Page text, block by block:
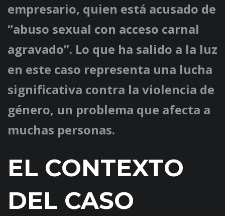
empresario, quien está acusado de
“abuso sexual con acceso carnal
agravado”. Lo que ha salido a la luz
en este caso representa una lucha
significativa contra la violencia de
género, un problema que afecta a
muchas personas.
EL CONTEXTO
DEL CASO